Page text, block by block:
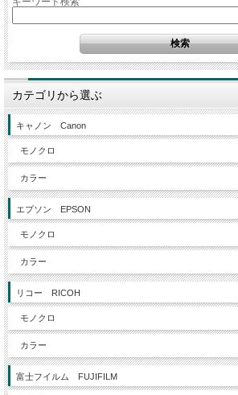
カテゴリから選ぶ
キャノン Canon
モノクロ
カラー
エプソン EPSON
モノクロ
カラー
リコー RICOH
モノクロ
カラー
富士フイルム FUJIFILM